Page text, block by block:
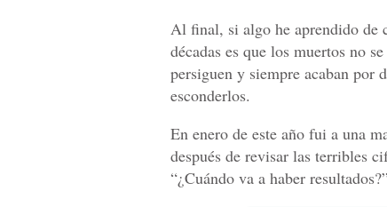
​Al final, si algo he aprendido de
décadas es que los muertos no
persiguen y siempre acaban por
esconderlos.
​En enero de este año fui a una
después de revisar las terribles
“¿Cuándo va a haber